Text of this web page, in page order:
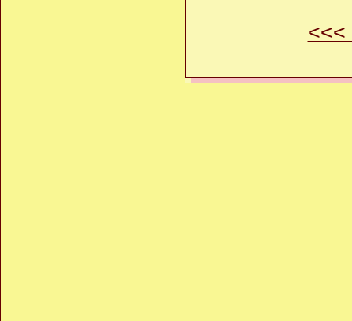
<<<